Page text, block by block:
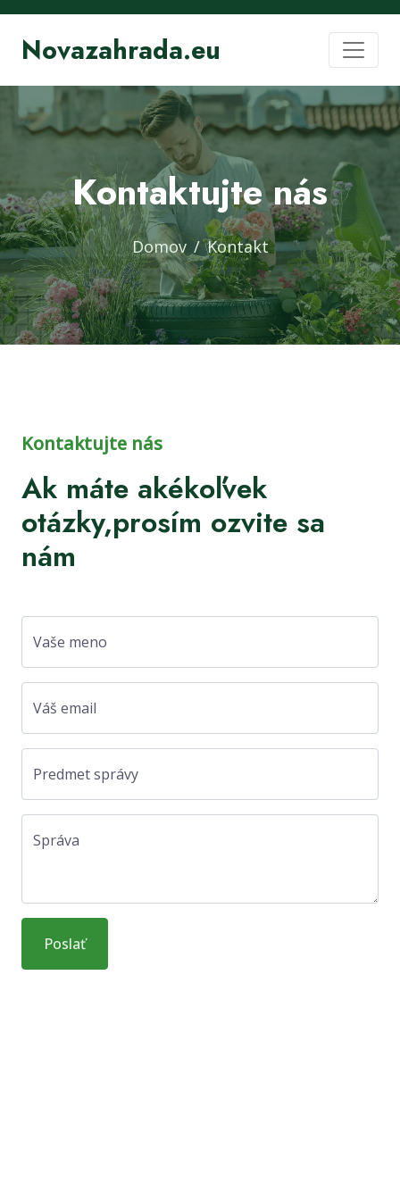
Novazahrada.eu
Kontaktujte nás
Domov Kontakt
Kontaktujte nás
Ak máte akékoľvek
otázky,prosím ozvite sa
nám
Vaše meno
Váš email
Predmet správy
Správa
Poslať